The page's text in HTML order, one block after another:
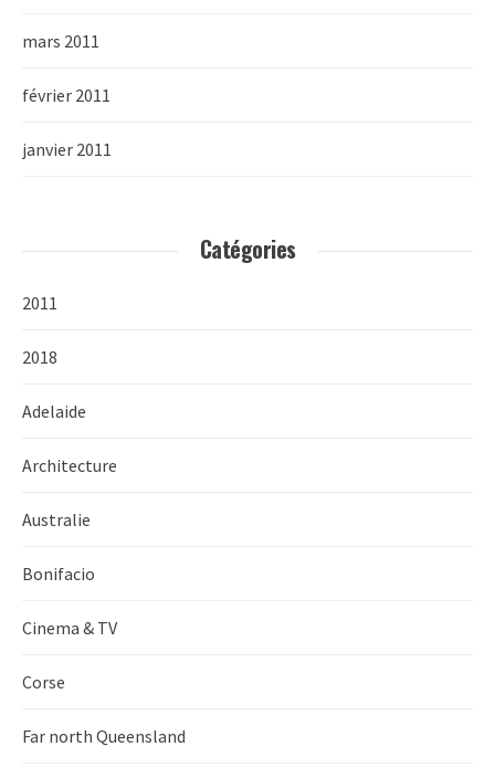
mars 2011
février 2011
janvier 2011
Catégories
2011
2018
Adelaide
Architecture
Australie
Bonifacio
Cinema & TV
Corse
Far north Queensland